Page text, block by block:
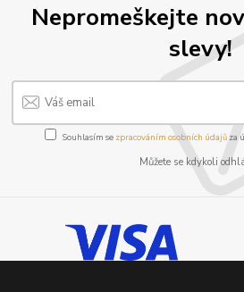
Nepromeškejte
slevy!
Souhlasím se zpracováním osobních údajůza
Můžete se kdykoli